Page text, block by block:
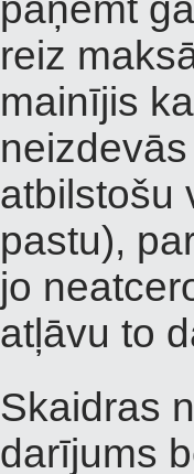
reiz
mainījis
atbilstošu
pastu),
jo
atļāvu to
Skaidras
darījums